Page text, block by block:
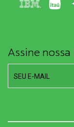
Assine
SEU E-MAIL